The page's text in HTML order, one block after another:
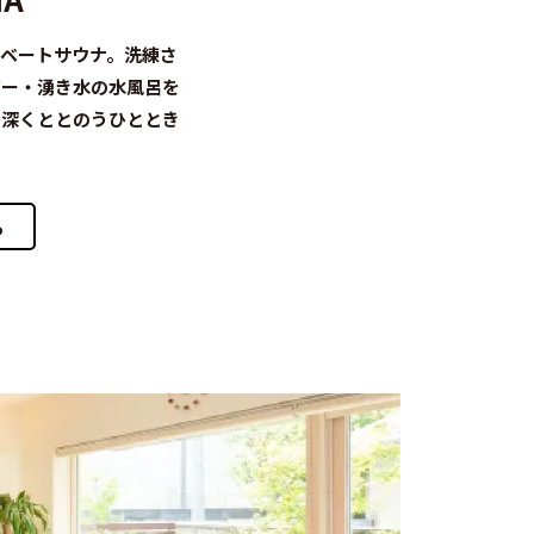
ートサウナ。洗練さ
・湧き水の水風呂を
くととのうひととき